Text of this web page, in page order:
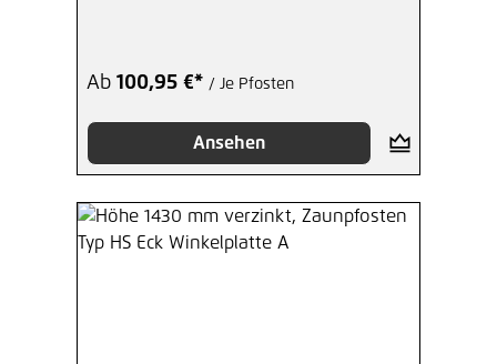
Ab 100,95 €* / Je Pfosten
Ansehen